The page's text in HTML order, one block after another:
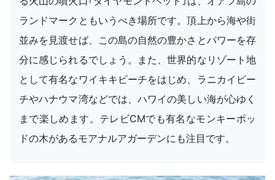
ランドマークともいうべき場所です。頂上から海や街
並みを見渡せば、この島の自然の豊かさとパワーを存
分に感じられるでしょう。また、世界的なリゾート地
として有名なワイキキビーチをはじめ、ラニカイビー
チやハナウマ湾などでは、ハワイの美しい海が心ゆく
まで楽しめます。テレビCMでも有名なモンキーポッ
ドの木があるモアナルアガーデンにも注目です。